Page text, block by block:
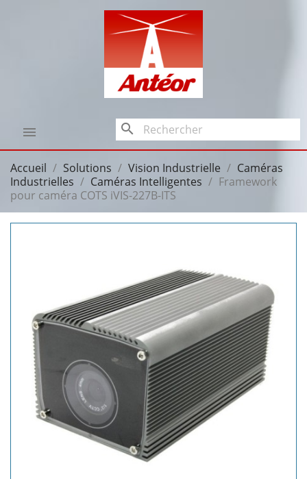
 search
Accueil Solutions Vision Industrielle
Caméras
Industrielles
Caméras Intelligentes
Framework
pour caméra COTS iVIS-227B-ITS